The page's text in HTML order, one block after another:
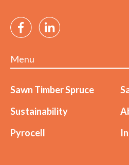
Menu
Sawn Timber Spruce
Sustainability
Pyrocell